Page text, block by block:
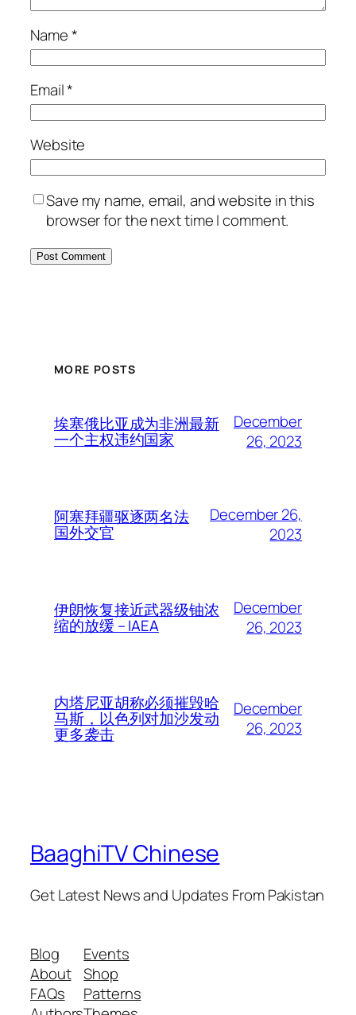
Name*
Email*
Website
Save my name, email, and website in this
browser for the next time I comment.
MORE POSTS
埃塞俄比亚成为非洲最新
一个主权违约国家
December
26, 2023
阿塞拜疆驱逐两名法
国外交官
December 26,
2023
伊朗恢复接近武器级铀浓
缩的放缓 – IAEA
December
26, 2023
内塔尼亚胡称必须摧毁哈
马斯，以色列对加沙发动
更多袭击
December
26, 2023
BaaghiTV Chinese
Get Latest News and Updates From Pakistan
Blog
About
FAQs
Events
Shop
Patterns